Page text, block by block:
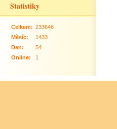
Statistiky
Online: 1
Celkem: 233646
Měsíc:
1433
Den:
54